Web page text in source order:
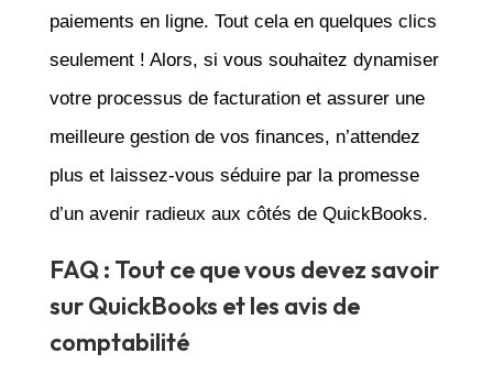
paiements en ligne. Tout cela en quelques clics
seulement ! Alors, si vous souhaitez dynamiser
votre processus de facturation et assurer une
meilleure gestion de vos finances, n’attendez
plus et laissez-vous séduire par la promesse
d’un avenir radieux aux côtés de QuickBooks.
FAQ : Tout ce que vous devez savoir
sur QuickBooks et les avis de
comptabilité